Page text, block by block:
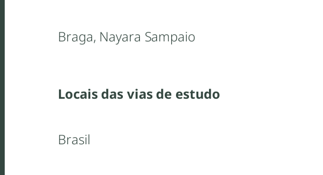
Braga, Nayara Sampaio
Locais das vias de estudo
Brasil